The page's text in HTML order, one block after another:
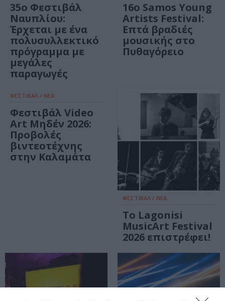
35ο Φεστιβάλ
Ναυπλίου:
Έρχεται με ένα
πολυσυλλεκτικό
πρόγραμμα με
μεγάλες
παραγωγές
16o Samos Young
Artists Festival:
Επτά βραδιές
μουσικής στο
Πυθαγόρειο
ΦΕΣΤΙΒΑΛ / ΝΕΑ
Φεστιβάλ Video
Art Μηδέν 2026:
Προβολές
βιντεοτέχνης
στην Καλαμάτα
ΦΕΣΤΙΒΑΛ / ΝΕΑ
Το Lagonisi
MusicArt Festival
2026 επιστρέφει!